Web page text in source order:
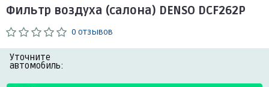
Фильтр воздуха (салона) DENSO DCF262P
0 отзывов
Уточните
автомобиль: